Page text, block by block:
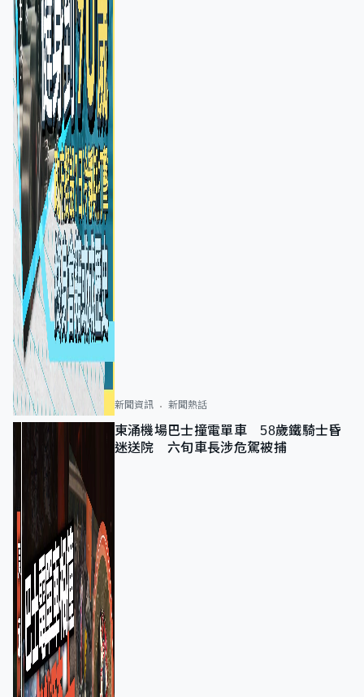
新聞資訊 新聞熱話
東涌機場巴士撞電單車 58歲鐵騎士昏
迷送院 六旬車長涉危駕被捕